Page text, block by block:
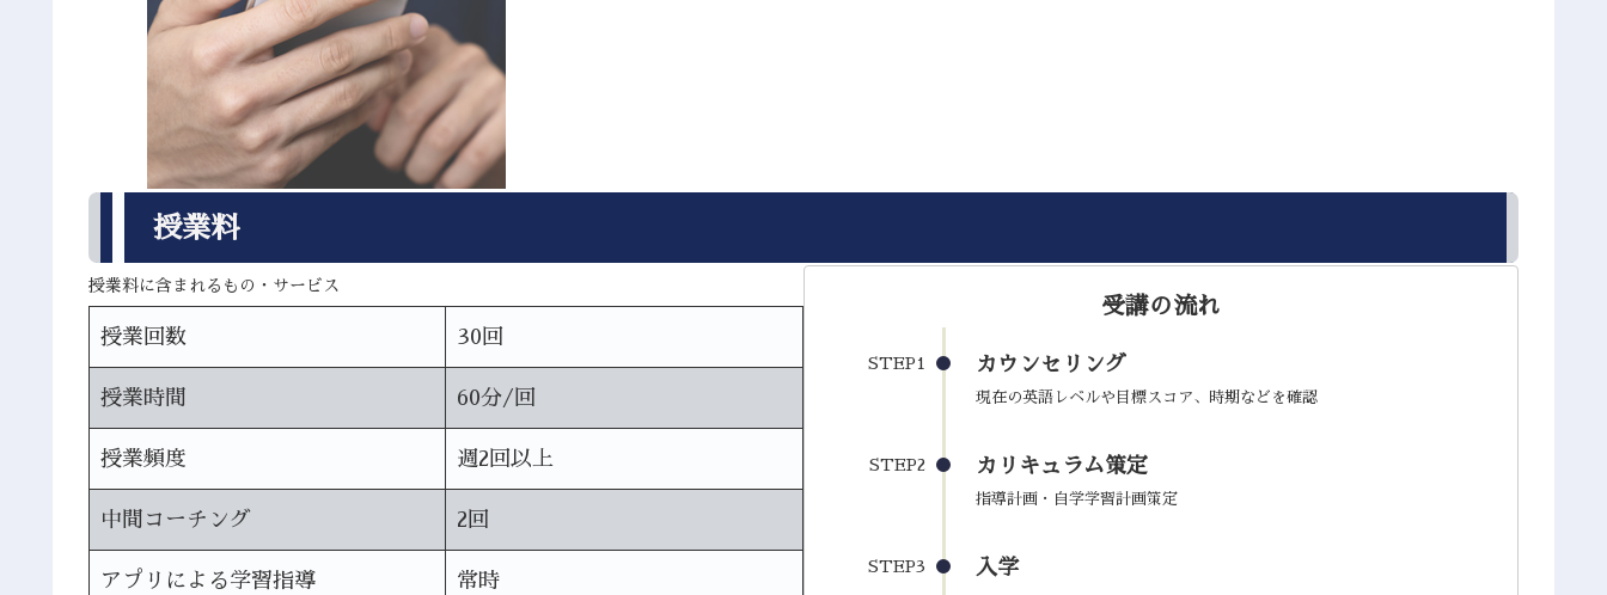
授業料
授業料に含まれるもの・サービス
授業回数 30回
授業時間 60分/回
授業頻度 週2回以上
中間コーチング 2回
アプリによる学習指導 常時
受講の流れ
STEP1 カウンセリング
現在の英語レベルや目標スコア、時期などを確認
STEP2 カリキュラム策定
指導計画・自学学習計画策定
STEP3 入学